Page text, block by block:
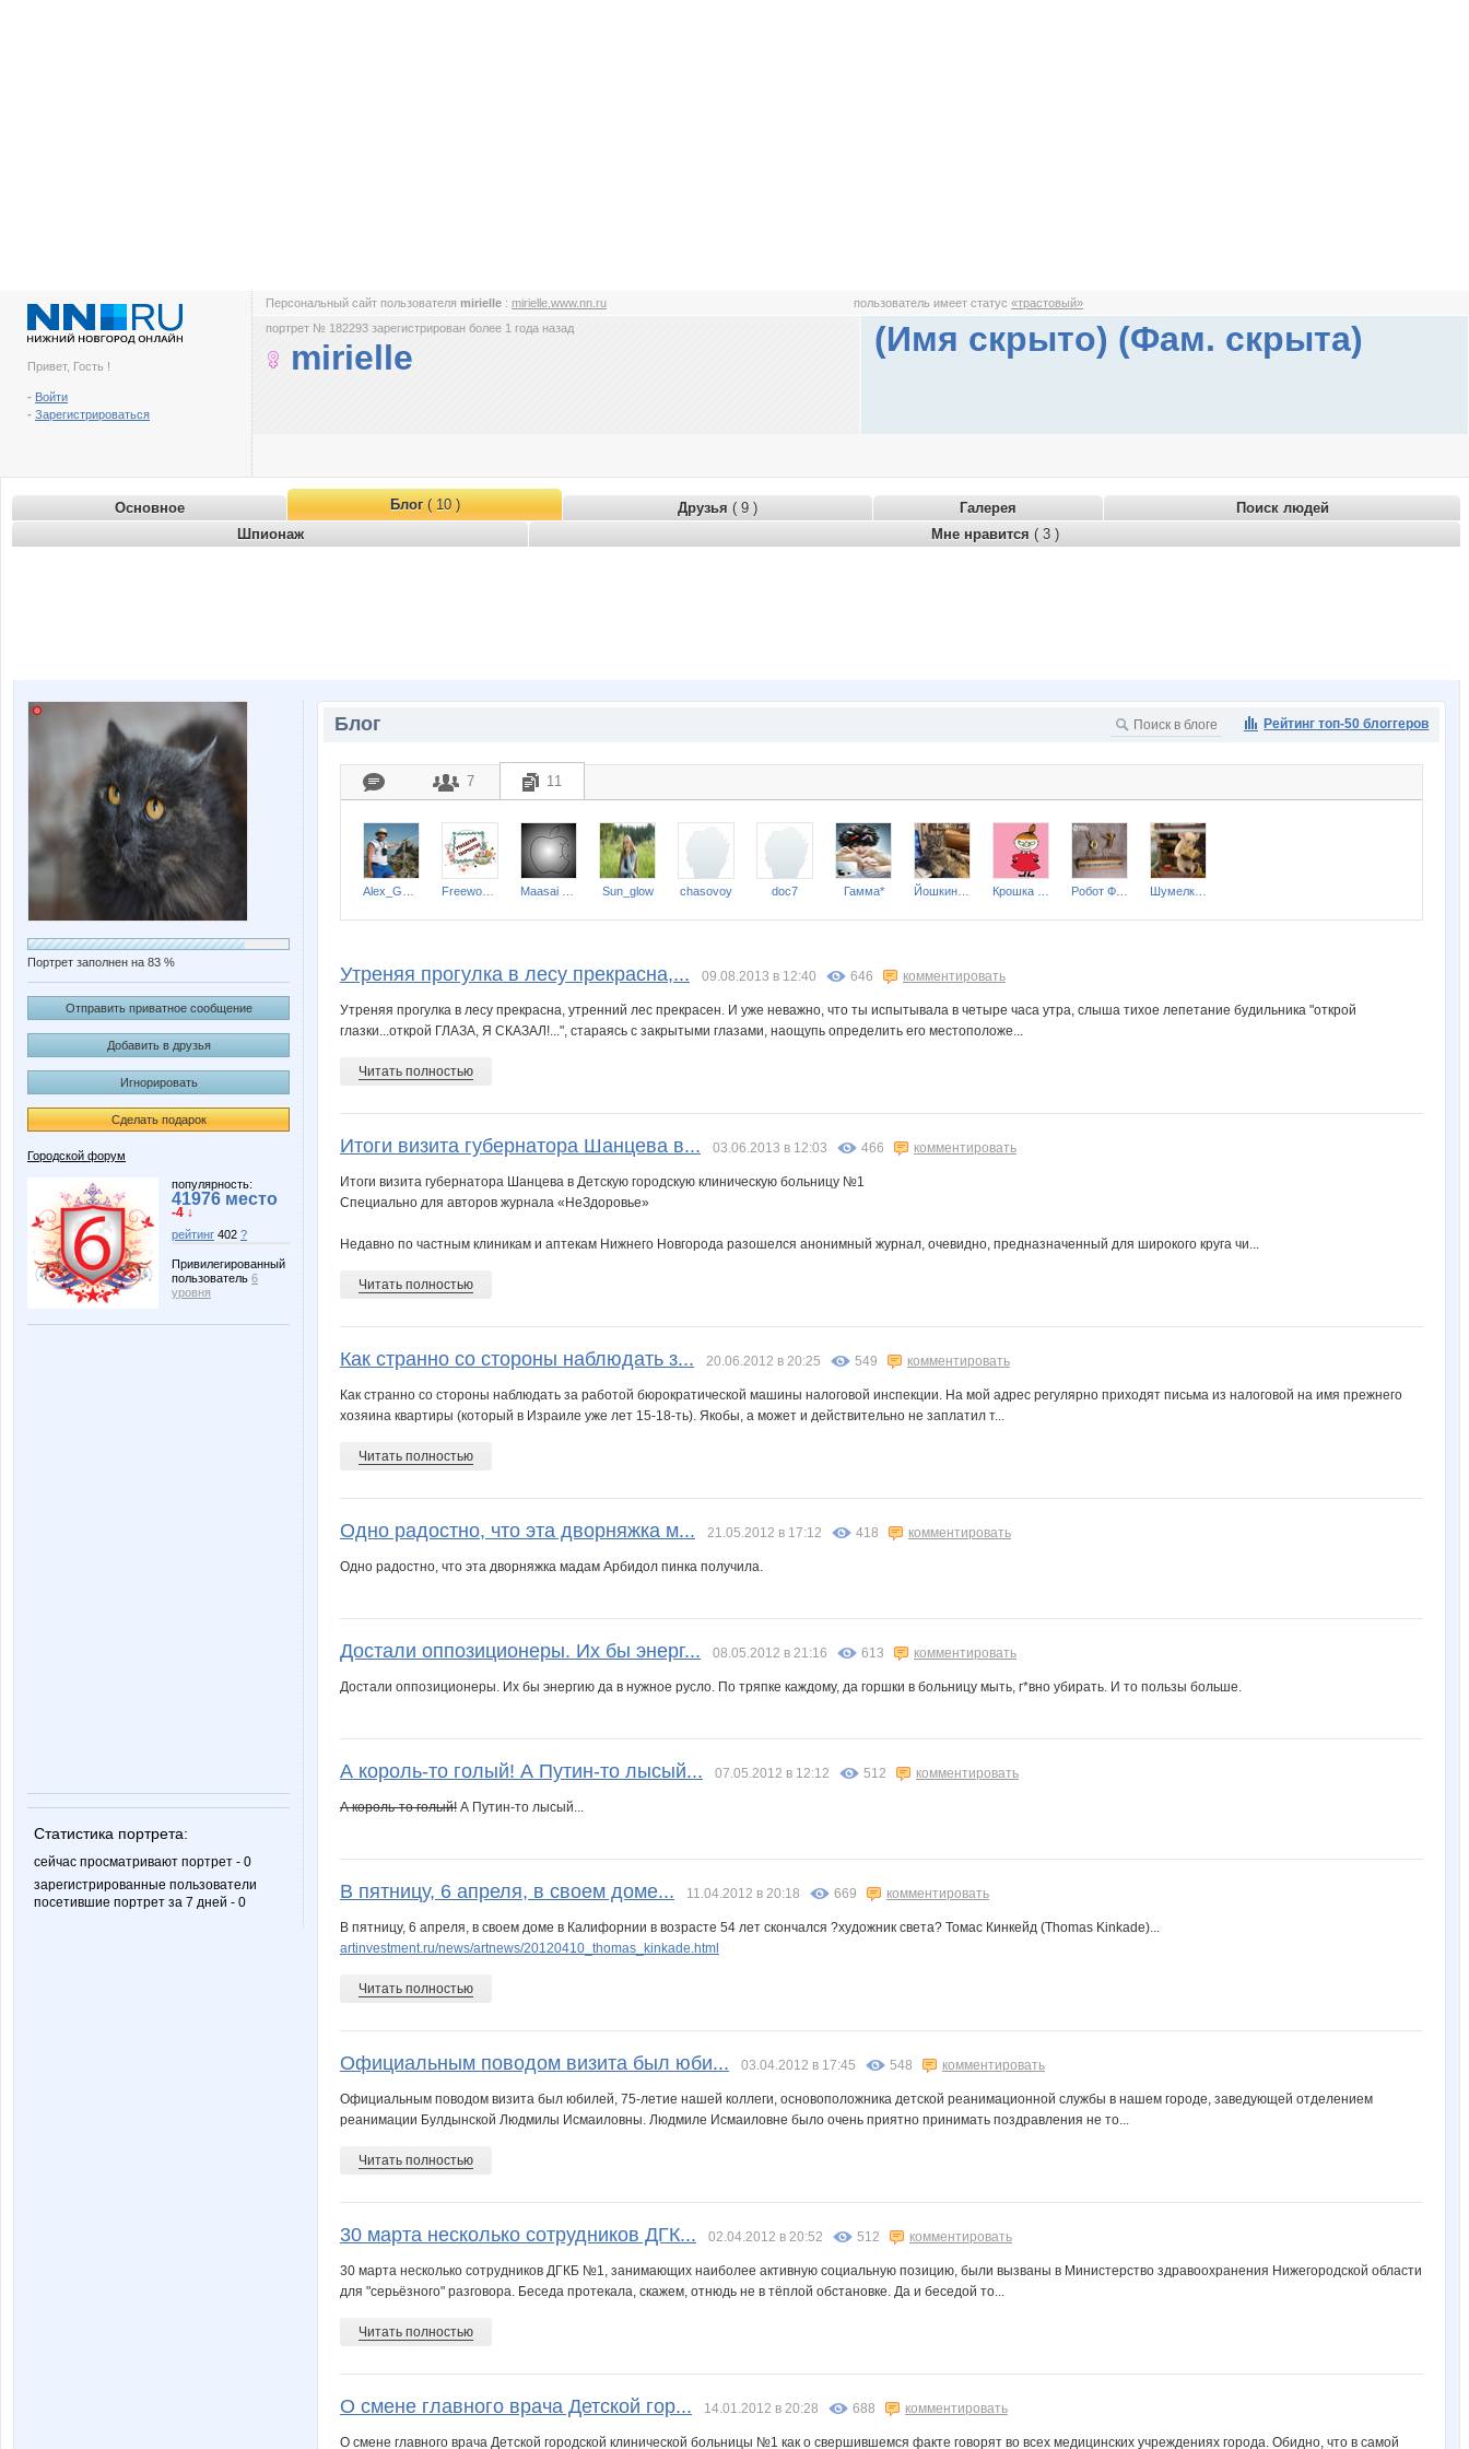
Привет, Гость !
- Войти
- Зарегистрироваться
Персональный сайт пользователя mirielle : mirielle.www.nn.ru пользователь имеет статус«трастовый»
портрет № 182293 зарегистрирован более 1 года назад
mirielle (Имя скрыто) (Фам. скрыта)
Основное Блог( 10 ) Друзья ( 9 ) Галерея
Поиск людей
Шпионаж
Мне нравится ( 3 )
Портрет заполнен на 83 %
Отправить приватное сообщение
Добавить в друзья
Игнорировать
Сделать подарок
Городской форум
популярность:
41976 место
-4 ↓
рейтинг 402 ?
Привилегированный
пользователь 6
уровня
Статистика портрета:
сейчас просматривают портрет - 0
зарегистрированные пользователи
посетившие портрет за 7 дней - 0
Рейтинг топ-50 блоггеров
Блог
7 11
Sun_glow chasovoy doc7 Гамма*
Утреняя прогулка в лесу прекрасна,... 09.08.2013 в 12:40 646 комментировать
Утреняя прогулка в лесу прекрасна, утренний лес прекрасен. И уже неважно, что ты испытывала в четыре часа утра, слыша тихое лепетание будильника "открой
глазки...открой ГЛАЗА, Я СКАЗАЛ!...", стараясь с закрытыми глазами, наощупь определить его местоположе...
Читать полностью
Итоги визита губернатора Шанцева в... 03.06.2013 в 12:03 466 комментировать
Итоги визита губернатора Шанцева в Детскую городскую клиническую больницу №1
Специально для авторов журнала «НеЗдоровье»
Недавно по частным клиникам и аптекам Нижнего Новгорода разошелся анонимный журнал, очевидно, предназначенный для широкого круга чи...
Читать полностью
Как странно со стороны наблюдать з... 20.06.2012 в 20:25 549 комментировать
Как странно со стороны наблюдать за работой бюрократической машины налоговой инспекции. На мой адрес регулярно приходят письма из налоговой на имя прежнего
хозяина квартиры (который в Израиле уже лет 15-18-ть). Якобы, а может и действительно не заплатил т...
Читать полностью
Одно радостно, что эта дворняжка м... 21.05.2012 в 17:12 418 комментировать
Одно радостно, что эта дворняжка мадам Арбидол пинка получила.
Достали оппозиционеры. Их бы энерг... 08.05.2012 в 21:16 613 комментировать
Достали оппозиционеры. Их бы энергию да в нужное русло. По тряпке каждому, да горшки в больницу мыть, г*вно убирать. И то пользы больше.
А король-то голый! А Путин-то лысый... 07.05.2012 в 12:12 512 комментировать
А король-то голый! А Путин-то лысый...
В пятницу, 6 апреля, в своем доме... 11.04.2012 в 20:18 669 комментировать
В пятницу, 6 апреля, в своем доме в Калифорнии в возрасте 54 лет скончался ?художник света? Томас Кинкейд (Thomas Kinkade)...
artinvestment.ru/news/artnews/20120410_thomas_kinkade.html
Читать полностью
Официальным поводом визита был юби... 03.04.2012 в 17:45 548 комментировать
Официальным поводом визита был юбилей, 75-летие нашей коллеги, основоположника детской реанимационной службы в нашем городе, заведующей отделением
реанимации Булдынской Людмилы Исмаиловны. Людмиле Исмаиловне было очень приятно принимать поздравления не то...
Читать полностью
30 марта несколько сотрудников ДГК... 02.04.2012 в 20:52 512 комментировать
30 марта несколько сотрудников ДГКБ №1, занимающих наиболее активную социальную позицию, были вызваны в Министерство здравоохранения Нижегородской области
для "серьёзного" разговора. Беседа протекала, скажем, отнюдь не в тёплой обстановке. Да и беседой то...
Читать полностью
О смене главного врача Детской гор... 14.01.2012 в 20:28 688 комментировать
О смене главного врача Детской городской клинической больницы №1 как о свершившемся факте говорят во всех медицинских учреждениях города. Обидно, что в самой